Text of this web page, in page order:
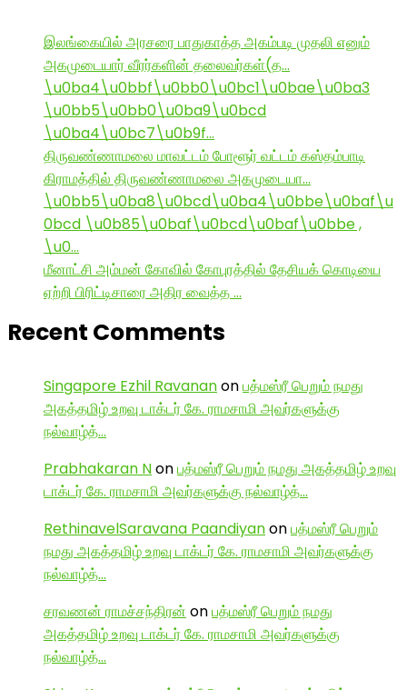
இலங்கையில் அரசரை பாதுகாத்த அகம்படி முதலி எனும்
அகமுடையார் வீரர்களின் தலைவர்கள்(த…
\u0ba4\u0bbf\u0bb0\u0bc1\u0bae\u0ba3
\u0bb5\u0bb0\u0ba9\u0bcd
\u0ba4\u0bc7\u0b9f…
திருவண்ணாமலை மாவட்டம் போளூர் வட்டம் கஸ்தம்பாடி
கிராமத்தில் திருவண்ணாமலை அகமுடையா…
\u0bb5\u0ba8\u0bcd\u0ba4\u0bbe\u0baf\u
0bcd \u0b85\u0baf\u0bcd\u0baf\u0bbe ,
\u0…
மீனாட்சி அம்மன் கோவில் கோபுரத்தில் தேசியக் கொடியை
ஏற்றி பிரிட்டிசாரை அதிர வைத்த …
Recent Comments
Singapore Ezhil Ravananonபத்மஸ்ரீ பெறும் நமது
அகத்தமிழ் உறவு டாக்டர் கே. ராமசாமி அவர்களுக்கு
நல்வாழ்த்…
Prabhakaran Nonபத்மஸ்ரீ பெறும் நமது அகத்தமிழ் உறவு
டாக்டர் கே. ராமசாமி அவர்களுக்கு நல்வாழ்த்…
RethinavelSaravana Paandiyanonபத்மஸ்ரீ பெறும்
நமது அகத்தமிழ் உறவு டாக்டர் கே. ராமசாமி அவர்களுக்கு
நல்வாழ்த்…
சரவணன் ராமச்சந்திரன் onபத்மஸ்ரீ பெறும் நமது
அகத்தமிழ் உறவு டாக்டர் கே. ராமசாமி அவர்களுக்கு
நல்வாழ்த்…